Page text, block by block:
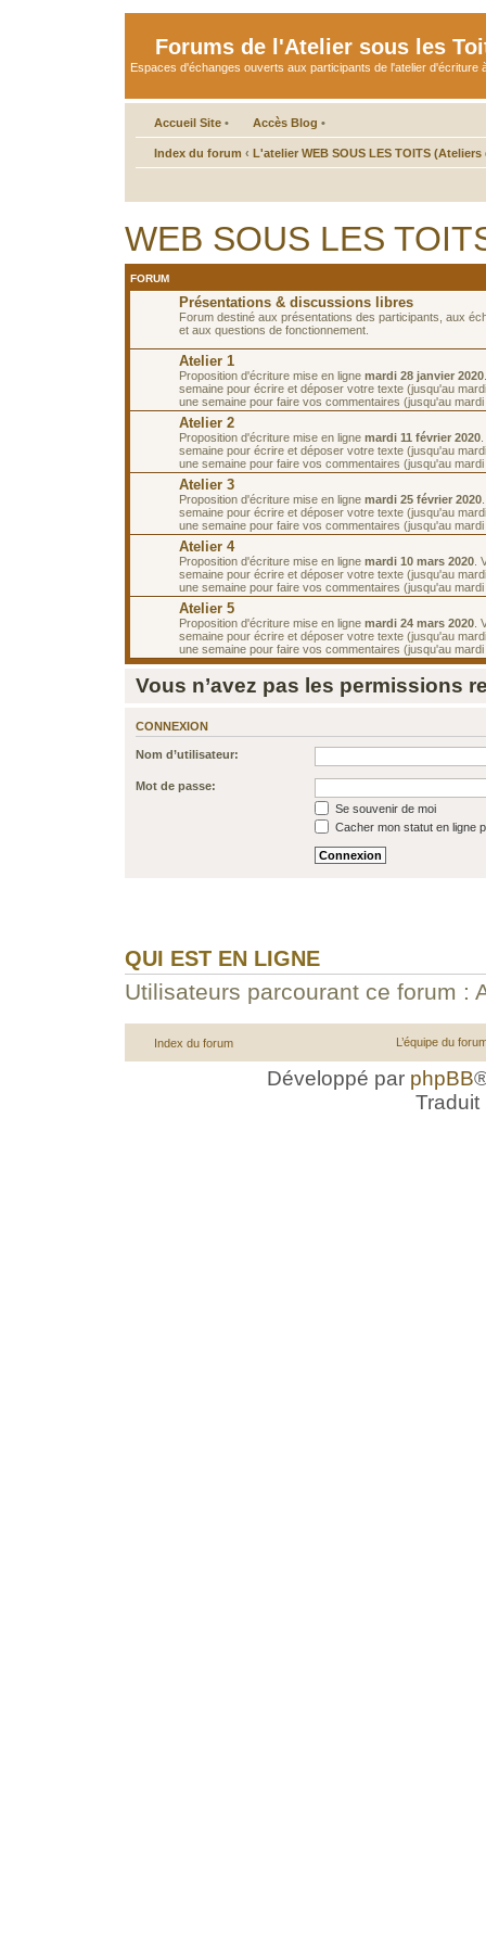
Forums de l'Atelier sous les
Espaces d'échanges ouverts aux participants de l'atelier d'écriture
Accueil Site • Accès Blog •
Index du forum ‹ L'atelier WEB SOUS LES TOITS
WEB SOUS LES
FORUM
Présentations & discussions libres
Forum destiné aux présentations des participants, aux
et aux questions de fonctionnement.
Atelier 1
Proposition d'écriture mise en ligne mardi 28 janvier 2020
semaine pour écrire et déposer votre texte (jusqu'au
une semaine pour faire vos commentaires (jusqu'au
Atelier 2
Proposition d'écriture mise en ligne mardi 11 février 2020
semaine pour écrire et déposer votre texte (jusqu'au
une semaine pour faire vos commentaires (jusqu'au
Atelier 3
Proposition d'écriture mise en ligne mardi 25 février 2020
semaine pour écrire et déposer votre texte (jusqu'au
une semaine pour faire vos commentaires (jusqu'au
Atelier 4
Proposition d'écriture mise en ligne mardi 10 mars 2020 .
semaine pour écrire et déposer votre texte (jusqu'au
une semaine pour faire vos commentaires (jusqu'au
Atelier 5
Proposition d'écriture mise en ligne mardi 24 mars 2020 .
semaine pour écrire et déposer votre texte (jusqu'au
une semaine pour faire vos commentaires (jusqu'au
Vous n’avez pas les permissions
CONNEXION
Nom d’utilisateur:
Mot de passe:
Se souvenir de moi
Cacher mon statut en ligne
QUI EST EN LIGNE
Utilisateurs parcourant ce forum :
Index du forum L’équipe du
Développé par phpBB